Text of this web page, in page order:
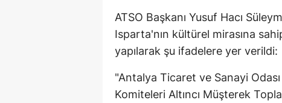
ATSO Başkanı Yusuf Hacı
Isparta'nın kültürel mirasına
yapılarak şu ifadelere yer verildi:
"Antalya Ticaret ve Sanayi
Komiteleri Altıncı Müşterek